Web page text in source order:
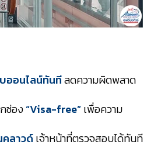
ออนไลน์ทันทีลดความผิดพลาด
ช่อง“Visa-free”เพื่อความ
คลาวด์เจ้าหน้าที่ตรวจสอบได้ทันที